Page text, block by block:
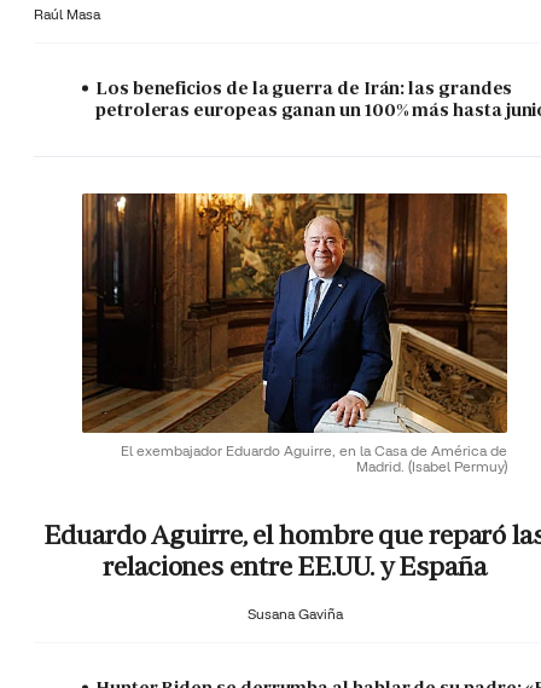
Raúl Masa
Los beneficios de la guerra de Irán: las grandes
petroleras europeas ganan un 100% más hasta
El exembajador Eduardo Aguirre, en la Casa de América de
Madrid. (Isabel Permuy)
Eduardo Aguirre, el hombre que reparó
relaciones entre EE.UU. y España
Susana Gaviña